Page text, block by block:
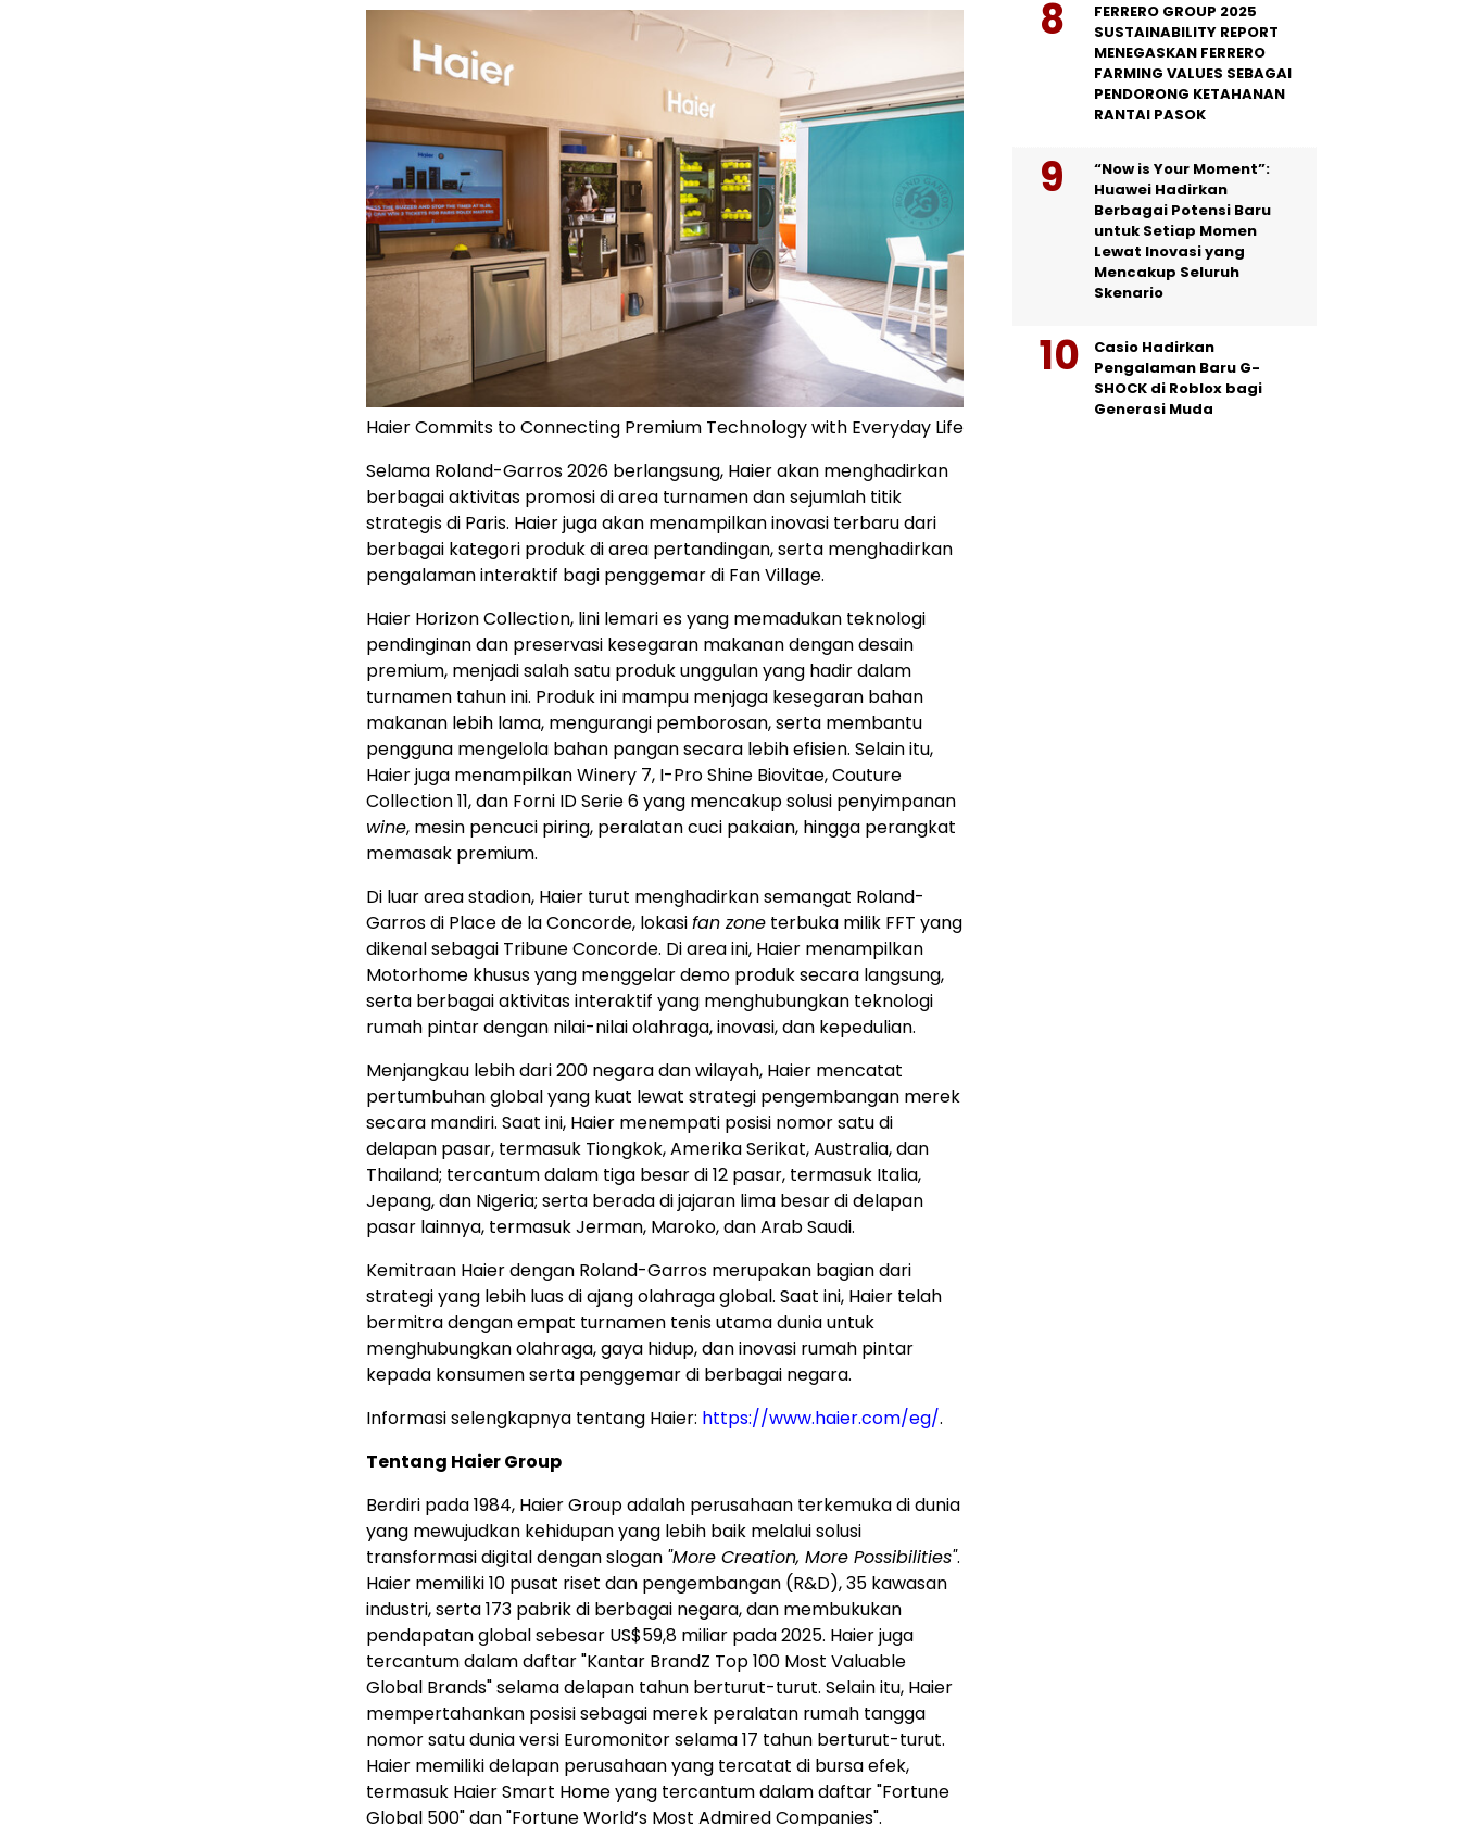
Haier Commits to Connecting Premium Technology with Everyday Life
Selama Roland-Garros 2026 berlangsung, Haier akan menghadirkan
berbagai aktivitas promosi di area turnamen dan sejumlah titik
strategis di Paris. Haier juga akan menampilkan inovasi terbaru dari
berbagai kategori produk di area pertandingan, serta menghadirkan
pengalaman interaktif bagi penggemar di Fan Village.
Haier Horizon Collection, lini lemari es yang memadukan teknologi
pendinginan dan preservasi kesegaran makanan dengan desain
premium, menjadi salah satu produk unggulan yang hadir dalam
turnamen tahun ini. Produk ini mampu menjaga kesegaran bahan
makanan lebih lama, mengurangi pemborosan, serta membantu
pengguna mengelola bahan pangan secara lebih efisien. Selain itu,
Haier juga menampilkan Winery 7, I-Pro Shine Biovitae, Couture
Collection 11, dan Forni ID Serie 6 yang mencakup solusi penyimpanan
wine, mesin pencuci piring, peralatan cuci pakaian, hingga perangkat
memasak premium.
Di luar area stadion, Haier turut menghadirkan semangat Roland-
Garros di Place de la Concorde, lokasifan zone terbuka milik FFT yang
dikenal sebagai Tribune Concorde. Di area ini, Haier menampilkan
Motorhome khusus yang menggelar demo produk secara langsung,
serta berbagai aktivitas interaktif yang menghubungkan teknologi
rumah pintar dengan nilai-nilai olahraga, inovasi, dan kepedulian.
Menjangkau lebih dari 200 negara dan wilayah, Haier mencatat
pertumbuhan global yang kuat lewat strategi pengembangan merek
secara mandiri. Saat ini, Haier menempati posisi nomor satu di
delapan pasar, termasuk Tiongkok, Amerika Serikat, Australia, dan
Thailand; tercantum dalam tiga besar di 12 pasar, termasuk Italia,
Jepang, dan Nigeria; serta berada di jajaran lima besar di delapan
pasar lainnya, termasuk Jerman, Maroko, dan Arab Saudi.
Kemitraan Haier dengan Roland-Garros merupakan bagian dari
strategi yang lebih luas di ajang olahraga global. Saat ini, Haier telah
bermitra dengan empat turnamen tenis utama dunia untuk
menghubungkan olahraga, gaya hidup, dan inovasi rumah pintar
kepada konsumen serta penggemar di berbagai negara.
Informasi selengkapnya tentang Haier: https://www.haier.com/eg/.
Tentang Haier Group
Berdiri pada 1984, Haier Group adalah perusahaan terkemuka di dunia
yang mewujudkan kehidupan yang lebih baik melalui solusi
transformasi digital dengan slogan "More Creation, More Possibilities".
Haier memiliki 10 pusat riset dan pengembangan (R&D), 35 kawasan
industri, serta 173 pabrik di berbagai negara, dan membukukan
pendapatan global sebesar US$59,8 miliar pada 2025. Haier juga
tercantum dalam daftar "Kantar BrandZ Top 100 Most Valuable
Global Brands" selama delapan tahun berturut-turut. Selain itu, Haier
mempertahankan posisi sebagai merek peralatan rumah tangga
nomor satu dunia versi Euromonitor selama 17 tahun berturut-turut.
Haier memiliki delapan perusahaan yang tercatat di bursa efek,
termasuk Haier Smart Home yang tercantum dalam daftar "Fortune
Global 500" dan "Fortune World’s Most Admired Companies".
FERRERO GROUP 2025
SUSTAINABILITY REPORT
MENEGASKAN FERRERO
FARMING VALUES SEBAGAI
PENDORONG KETAHANAN
RANTAI PASOK
“Now is Your Moment”:
Huawei Hadirkan
Berbagai Potensi Baru
untuk Setiap Momen
Lewat Inovasi yang
Mencakup Seluruh
Skenario
Casio Hadirkan
Pengalaman Baru G-
SHOCK di Roblox bagi
Generasi Muda